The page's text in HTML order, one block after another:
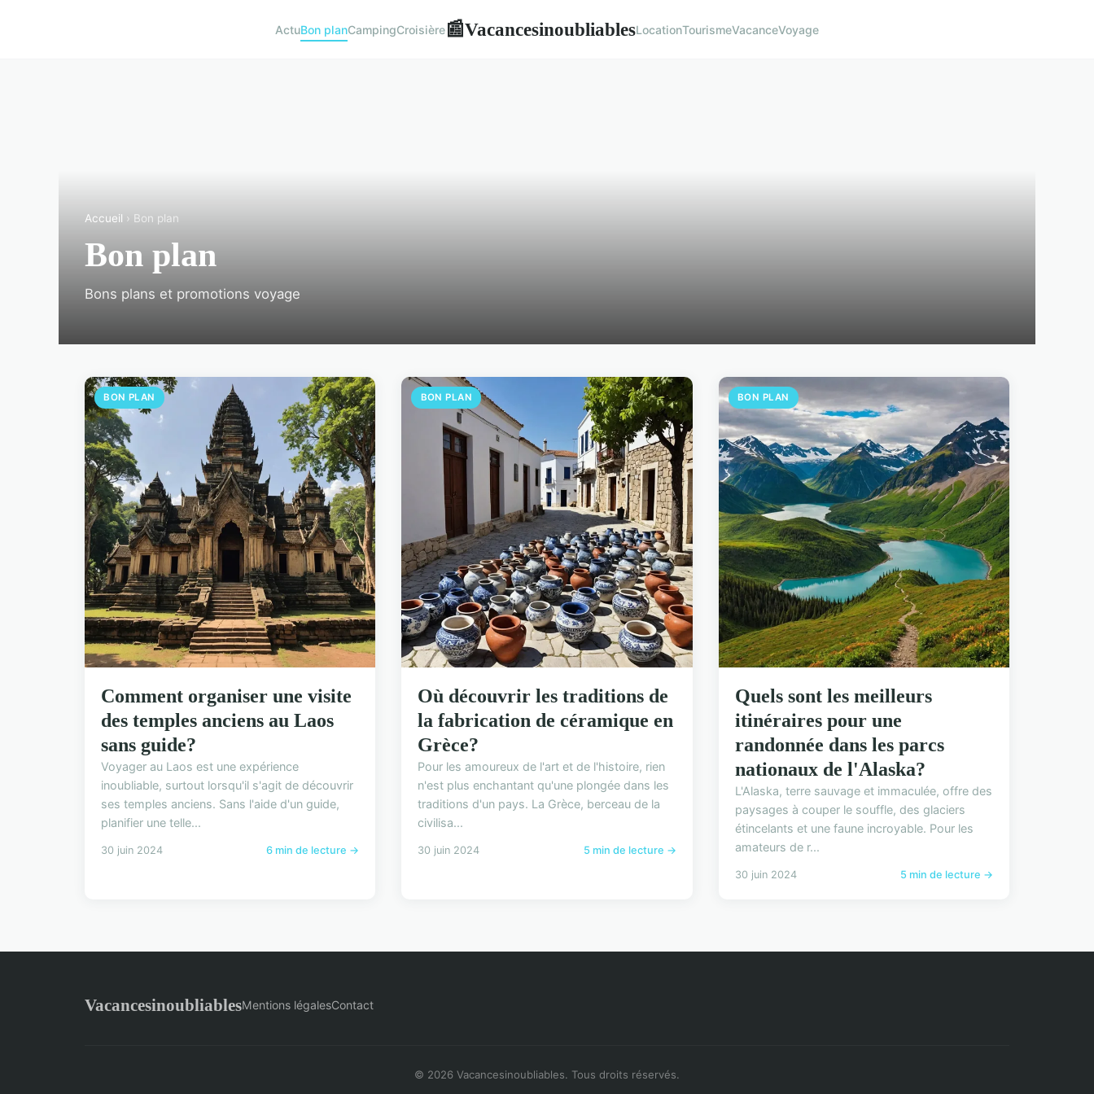
ActuBon planCampingCroisière📰VacancesinoubliablesLocationTourismeVacanceVoyage
Accueil › Bon plan
Bon plan
Bons plans et promotions voyage
BON PLAN
Comment organiser une visite
des temples anciens au Laos
sans guide?
Voyager au Laos est une expérience
inoubliable, surtout lorsqu'il s'agit de découvrir
ses temples anciens. Sans l'aide d'un guide,
planifier une telle...
30 juin 2024 6 min de lecture →
BON PLAN
Où découvrir les traditions de
la fabrication de céramique en
Grèce?
Pour les amoureux de l'art et de l'histoire, rien
n'est plus enchantant qu'une plongée dans les
traditions d'un pays. La Grèce, berceau de la
civilisa...
30 juin 2024 5 min de lecture →
BON PLAN
Quels sont les meilleurs
itinéraires pour une
randonnée dans les parcs
nationaux de l'Alaska?
L'Alaska, terre sauvage et immaculée, offre des
paysages à couper le souffle, des glaciers
étincelants et une faune incroyable. Pour les
amateurs de r...
30 juin 2024 5 min de lecture →
VacancesinoubliablesMentions légalesContact
© 2026 Vacancesinoubliables. Tous droits réservés.